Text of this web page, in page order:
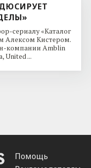
сериалу «Каталог
Алексом Кистером.
компании Amblin
United ...
Помощь